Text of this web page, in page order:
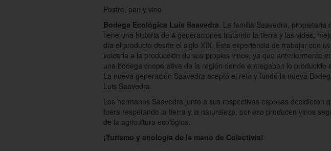
Postre, pan y vino
Bodega Ecológica Luis Saavedra. La familia Saavedra, propietaria
tiene una historia de 4 generaciones tratando la tierra y las vides,
día el producto desde el siglo XIX. Esta experiencia de trabajar con
volcarla a la producción de sus propios vinos, ya que anteriormente
una bodega cooperativa de la región donde entregaban lo producido
La nueva generación Saavedra aceptó el reto y fundó la nueva
Luis Saavedra.
Los hermanos Saavedra junto a sus respectivas esposas decidieron
fuera respetando la tierra y la naturaleza, por eso producen vinos
de la agricultura ecológica.
¡Turismo y enología de la mano de Colectivia!